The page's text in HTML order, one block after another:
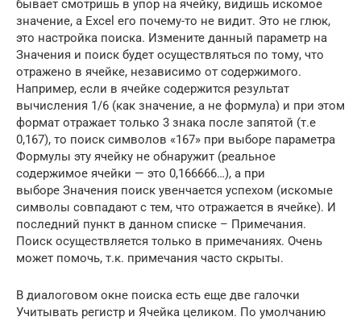
бывает смотришь в упор на ячейку, видишь искомое
значение, а Excel его почему-то не видит. Это не глюк,
это настройка поиска. Измените данный параметр на
Значения и поиск будет осуществляться по тому, что
отражено в ячейке, независимо от содержимого.
Например, если в ячейке содержится результат
вычисления 1/6 (как значение, а не формула) и при этом
формат отражает только 3 знака после запятой (т.е
0,167), то поиск символов «167» при выборе параметра
Формулы эту ячейку не обнаружит (реальное
содержимое ячейки — это 0,166666…), а при
выборе Значения поиск увенчается успехом (искомые
символы совпадают с тем, что отражается в ячейке). И
последний пункт в данном списке – Примечания.
Поиск осуществляется только в примечаниях. Очень
может помочь, т.к. примечания часто скрыты.
В диалоговом окне поиска есть еще две галочки
Учитывать регистр и Ячейка целиком. По умолчанию